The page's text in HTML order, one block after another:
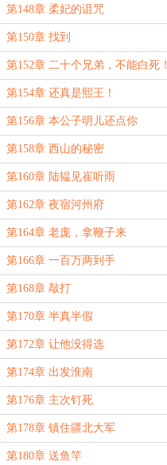
第148章 柔妃的诅咒
第150章 找到
第152章 二十个兄弟，不能白死！
第154章 还真是熙王！
第156章 本公子明儿还点你
第158章 西山的秘密
第160章 陆韫见崔听雨
第162章 夜宿河州府
第164章 老庞，拿鞭子来
第166章 一百万两到手
第168章 敲打
第170章 半真半假
第172章 让他没得选
第174章 出发淮南
第176章 主次钉死
第178章 镇住疆北大军
第180章 送鱼竿